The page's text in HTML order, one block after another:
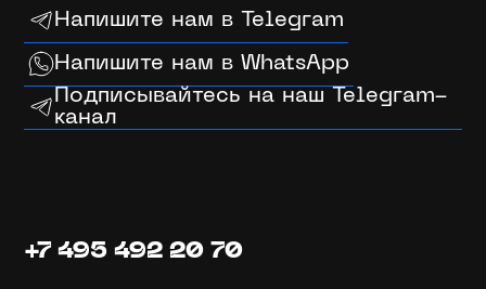
Напишите нам в Telegram
Напишите нам в WhatsApp
Подписывайтесь на наш Telegram-
канал
+7 495 492 20 70